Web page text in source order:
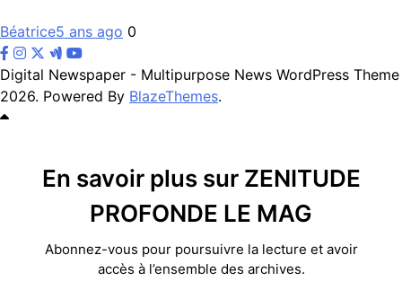
Béatrice5 ans ago 0
Digital Newspaper - Multipurpose News WordPress Theme
2026. Powered By BlazeThemes.
En savoir plus sur ZENITUDE
PROFONDE LE MAG
Abonnez-vous pour poursuivre la lecture et avoir
accès à l’ensemble des archives.